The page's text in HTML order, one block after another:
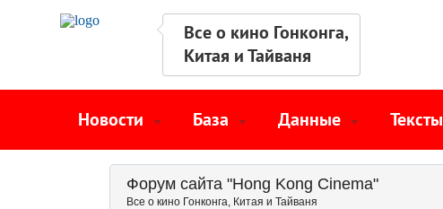
Все о кино Гонконга,
Китая и Тайваня
Новости База Данные Тексты
Форум сайта "Hong Kong Cinema"
Все о кино Гонконга, Китая и Тайваня